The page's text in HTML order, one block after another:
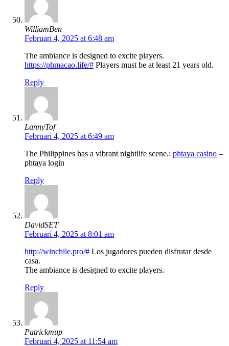
WilliamBen
Februari 4, 2025 at 6:48 am
The ambiance is designed to excite players.
https://phmacao.life/# Players must be at least 21 years old.
Reply
LannyTof
Februari 4, 2025 at 6:49 am
The Philippines has a vibrant nightlife scene.: phtaya casino –
phtaya login
Reply
DavidSET
Februari 4, 2025 at 8:01 am
http://winchile.pro/# Los jugadores pueden disfrutar desde
casa.
The ambiance is designed to excite players.
Reply
Patrickmup
Februari 4, 2025 at 11:54 am